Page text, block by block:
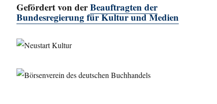
Gefördert von derBeauftragten der
Bundesregierung für Kultur und Medien